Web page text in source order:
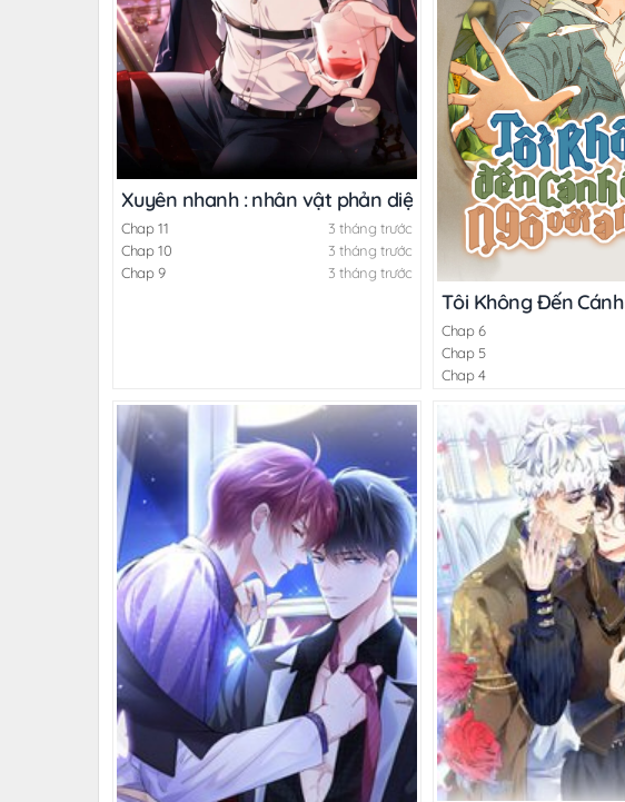
Xuyên nhanh : nhân vật phản diện cứ quấn lấy tôi
Chap 11
3 tháng trước
Chap 10
3 tháng trước
Chap 9
3 tháng trước
Tôi Không Đến
Chap 6
Chap 5
Chap 4